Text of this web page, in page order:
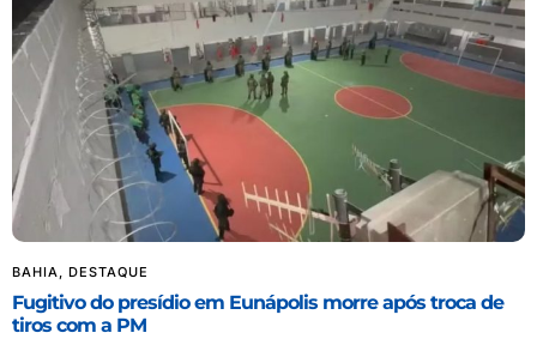
BAHIA, DESTAQUE
Fugitivo do presídio em Eunápolis morre após troca de
tiros com a PM